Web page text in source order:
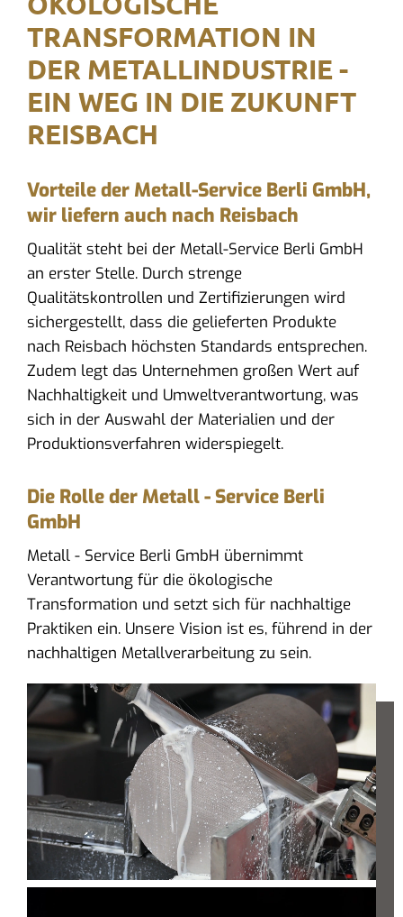
TRANSFORMATION IN
DER METALLINDUSTRIE -
EIN WEG IN DIE ZUKUNFT
REISBACH
Vorteile der Metall-Service Berli GmbH,
wir liefern auch nach Reisbach
Qualität steht bei der Metall-Service Berli GmbH
an erster Stelle. Durch strenge
Qualitätskontrollen und Zertifizierungen wird
sichergestellt, dass die gelieferten Produkte
nach Reisbach höchsten Standards entsprechen.
Zudem legt das Unternehmen großen Wert auf
Nachhaltigkeit und Umweltverantwortung, was
sich in der Auswahl der Materialien und der
Produktionsverfahren widerspiegelt.
Die Rolle der Metall - Service Berli
GmbH
Metall - Service Berli GmbH übernimmt
Verantwortung für die ökologische
Transformation und setzt sich für nachhaltige
Praktiken ein. Unsere Vision ist es, führend in der
nachhaltigen Metallverarbeitung zu sein.